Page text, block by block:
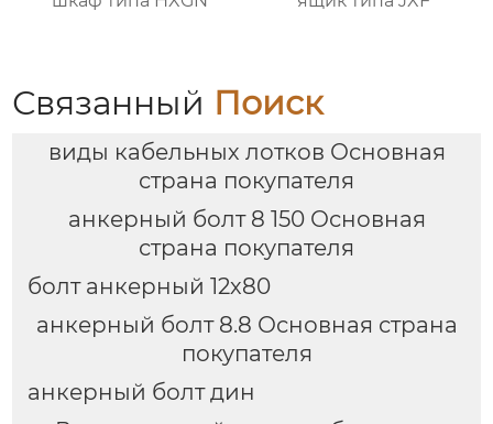
Связанный Поиск
виды кабельных лотков Основная
страна покупателя
анкерный болт 8 150 Основная
страна покупателя
болт анкерный 12х80
анкерный болт 8.8 Основная страна
покупателя
анкерный болт дин